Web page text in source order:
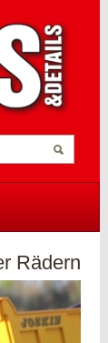
Rädern